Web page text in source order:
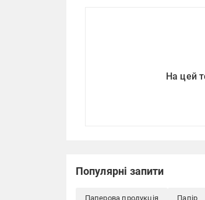
На цей
Популярні запити
Паперова продукція Папір